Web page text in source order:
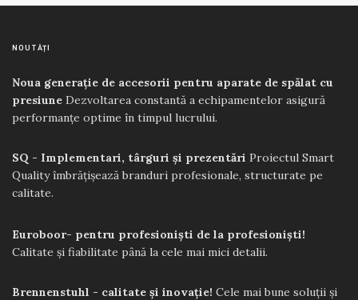
NOUTĂȚI
Noua generație de accesorii pentru aparate de spălat cu
presiune Dezvoltarea constantă a echipamentelor asigură
performanțe optime în timpul lucrului.
SQ - Implementari, târguri și prezentări Proiectul Smart
Quality îmbrățișează branduri profesionale, structurate pe
calitate.
Euroboor- pentru profesioniști de la profesioniști!
Calitate și fiabilitate până la cele mai mici detalii.
Brennenstuhl - calitate și inovație! Cele mai bune soluții și